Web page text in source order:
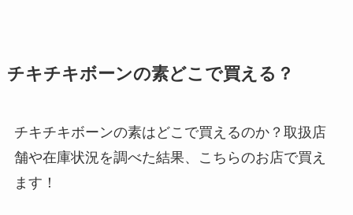
チョコQ助どこに売ってる？ドン
あわせて読みたい
東京バナナはどこに売ってる？東
チキチキボーンの素どこで買える？
チキチキボーンの素はどこで買えるのか？取扱店
舗や在庫状況を調べた結果、こちらのお店で買え
ます！